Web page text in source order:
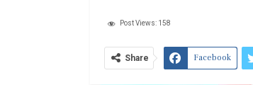
Post Views: 158
Share Facebook